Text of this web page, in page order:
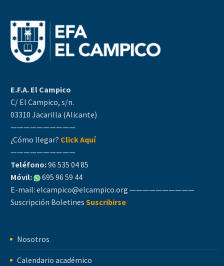
E.F.A. El Campico
C/ El Campico, s/n.
03310 Jacarilla (Alicante)
——————————
¿Cómo llegar? Click Aquí
——————————
Teléfono:96 535 04 85
Móvil:
695 96 59 44
E-mail: elcampico@elcampico.org ——————————
Suscripción Boletines Suscribirse
Nosotros
Calendario académico